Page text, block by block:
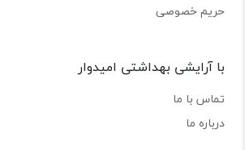
حریم خصوصی
با آرایشی بهداشتی امیدوار
تماس با ما
درباره ما